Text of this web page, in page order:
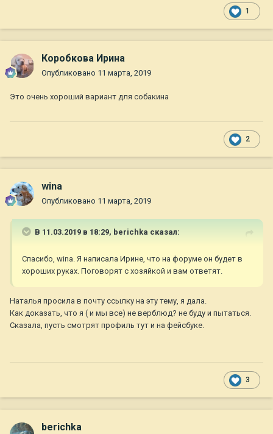
1
Коробкова Ирина
Опубликовано 11 марта, 2019
Это очень хороший вариант для собакина
2
wina
Опубликовано 11 марта, 2019
В 11.03.2019 в 18:29, berichka сказал:
Спасибо, wina. Я написала Ирине, что на форуме он будет в
хороших руках. Поговорят с хозяйкой и вам ответят.
Наталья просила в почту ссылку на эту тему, я дала.
Как доказать, что я ( и мы все) не верблюд? не буду и пытаться.
Сказала, пусть смотрят профиль тут и на фейсбуке.
3
berichka